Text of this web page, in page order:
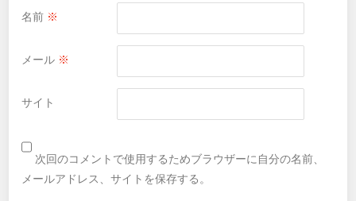
名前 ※
メール ※
サイト
次回のコメントで使用するためブラウザーに自分の名前、
メールアドレス、サイトを保存する。